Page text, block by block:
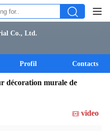
Co., Ltd.
Profil Contacts
décoration murale de
video